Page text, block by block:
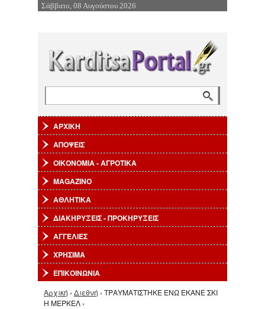
Επιστροφή στην Πλοήγηση
Σάββατο, 08 Αυγούστου 2026
ΑΡΧΙΚΗ
ΑΠΟΨΕΙΣ
ΟΙΚΟΝΟΜΙΑ - ΑΓΡΟΤΙΚΑ
MAGAZINO
ΑΘΛΗΤΙΚΑ
ΔΙΑΚΗΡΥΞΕΙΣ - ΠΡΟΚΗΡΥΞΕΙΣ
ΑΓΓΕΛΙΕΣ
ΧΡΗΣΙΜΑ
ΕΠΙΚΟΙΝΩΝΙΑ
Είστε εδώ
Αρχική › Διεθνή › ΤΡΑΥΜΑΤΙΣΤΗΚΕ ΕΝΩ ΕΚΑΝΕ ΣΚΙ
Η ΜΕΡΚΕΛ ›